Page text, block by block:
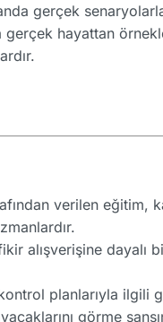
gerçek
gerçek hayattan
verilen eğitim,
alışverişine
planlarıyla ilgili
görme